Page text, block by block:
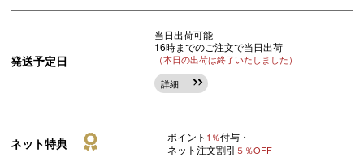
発送予定日
当日出荷可能
16時までのご注文で当日出荷
（本日の出荷は終了いたしました）
詳細
ネット特典 ポイント 1％付与・
ネット注文割引 ５％OFF